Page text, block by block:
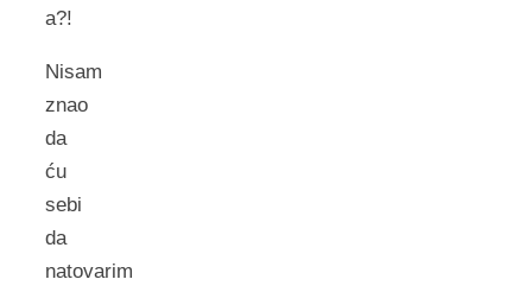
a?!
Nisam
znao
da
ću
sebi
da
natovarim